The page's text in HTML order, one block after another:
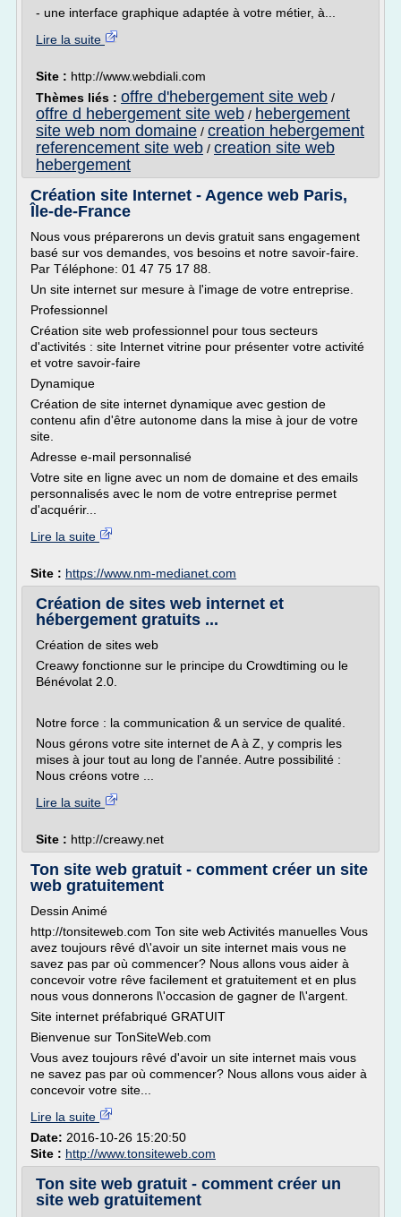
- une interface graphique adaptée à votre métier, à...
Lire la suite
Site : http://www.webdiali.com
Thèmes liés : offre d'hebergement site web /
offre d hebergement site web / hebergement
site web nom domaine / creation hebergement
referencement site web / creation site web
hebergement
Création site Internet - Agence web Paris,
Île-de-France
Nous vous préparerons un devis gratuit sans engagement
basé sur vos demandes, vos besoins et notre savoir-faire.
Par Téléphone: 01 47 75 17 88.
Un site internet sur mesure à l'image de votre entreprise.
Professionnel
Création site web professionnel pour tous secteurs
d'activités : site Internet vitrine pour présenter votre activité
et votre savoir-faire
Dynamique
Création de site internet dynamique avec gestion de
contenu afin d'être autonome dans la mise à jour de votre
site.
Adresse e-mail personnalisé
Votre site en ligne avec un nom de domaine et des emails
personnalisés avec le nom de votre entreprise permet
d'acquérir...
Lire la suite
Site : https://www.nm-medianet.com
Création de sites web internet et
hébergement gratuits ...
Création de sites web
Creawy fonctionne sur le principe du Crowdtiming ou le
Bénévolat 2.0.
Notre force : la communication & un service de qualité.
Nous gérons votre site internet de A à Z, y compris les
mises à jour tout au long de l'année. Autre possibilité :
Nous créons votre ...
Lire la suite
Site : http://creawy.net
Ton site web gratuit - comment créer un site
web gratuitement
Dessin Animé
http://tonsiteweb.com Ton site web Activités manuelles Vous
avez toujours rêvé d\'avoir un site internet mais vous ne
savez pas par où commencer? Nous allons vous aider à
concevoir votre rêve facilement et gratuitement et en plus
nous vous donnerons l\'occasion de gagner de l\'argent.
Site internet préfabriqué GRATUIT
Bienvenue sur TonSiteWeb.com
Vous avez toujours rêvé d'avoir un site internet mais vous
ne savez pas par où commencer? Nous allons vous aider à
concevoir votre site...
Lire la suite
Date: 2016-10-26 15:20:50
Site : http://www.tonsiteweb.com
Ton site web gratuit - comment créer un
site web gratuitement